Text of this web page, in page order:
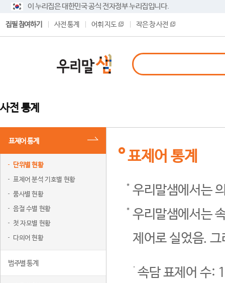
이 누리집은 대한민국 공식 전자정부 누리집입니다.
집필 참여하기 사전 통계 어휘 지도 작은 창 사전
사전 통계
표제어 통계
단위별 현황
표제어 분석 기호별 현황
품사별 현황
음절 수별 현황
첫 자모별 현황
다의어 현황
범주별 통계
표제어 통계
우리말샘에서는
우리말샘에서는
제어로 실었음.
속담 표제어 수: